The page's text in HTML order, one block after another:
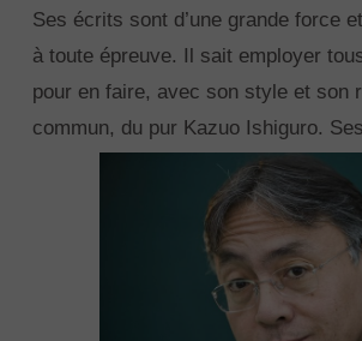
Ses écrits sont d’une grande force
à toute épreuve. Il sait employer
pour en faire, avec son style et son
commun, du pur Kazuo Ishiguro.